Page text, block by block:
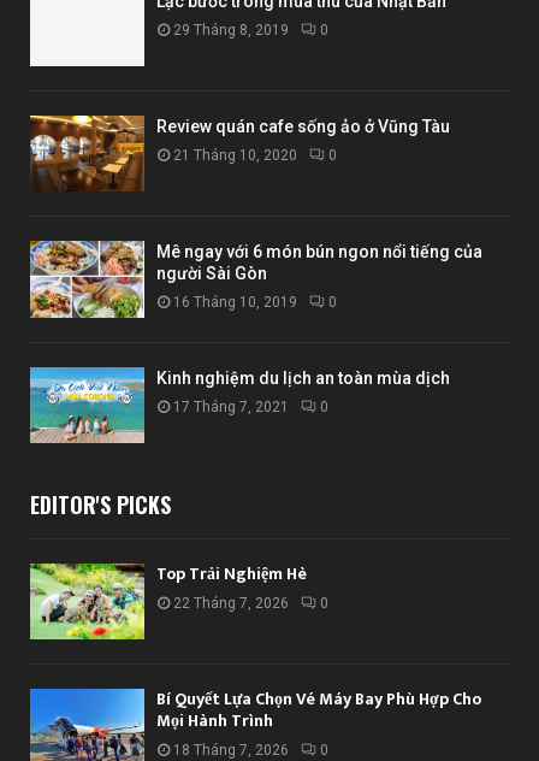
29 Tháng 8, 2019 0
Review quán cafe sống ảo ở Vũng Tàu
21 Tháng 10, 2020 0
Mê ngay với 6 món bún ngon nổi tiếng của
người Sài Gòn
16 Tháng 10, 2019 0
Kinh nghiệm du lịch an toàn mùa dịch
17 Tháng 7, 2021 0
EDITOR'S PICKS
Top Trải Nghiệm Hè
22 Tháng 7, 2026 0
Bí Quyết Lựa Chọn Vé Máy Bay Phù Hợp Cho
Mọi Hành Trình
18 Tháng 7, 2026 0